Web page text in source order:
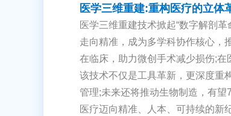
医学三维重建:重构医疗的立体
医学三维重建技术掀起“数字解剖
走向精准，成为多学科协作核心，
在临床，助力微创手术减少损伤;在
该技术不仅是工具革新，更深度重
管理;未来还将推动生物制造，有望
医疗迈向精准、人本、可持续的新